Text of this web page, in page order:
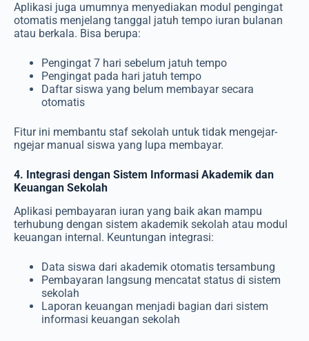
Aplikasi juga umumnya menyediakan modul pengingat
otomatis menjelang tanggal jatuh tempo iuran bulanan
atau berkala. Bisa berupa:
Pengingat 7 hari sebelum jatuh tempo
Pengingat pada hari jatuh tempo
Daftar siswa yang belum membayar secara
otomatis
Fitur ini membantu staf sekolah untuk tidak mengejar-
ngejar manual siswa yang lupa membayar.
4. Integrasi dengan Sistem Informasi Akademik dan
Keuangan Sekolah
Aplikasi pembayaran iuran yang baik akan mampu
terhubung dengan sistem akademik sekolah atau modul
keuangan internal. Keuntungan integrasi:
Data siswa dari akademik otomatis tersambung
Pembayaran langsung mencatat status di sistem
sekolah
Laporan keuangan menjadi bagian dari sistem
informasi keuangan sekolah